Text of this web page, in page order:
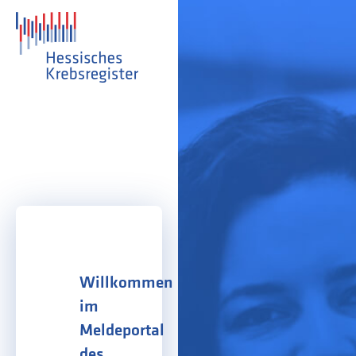
Willkommen
im
Meldeportal